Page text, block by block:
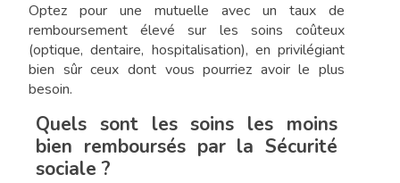
Optez pour une mutuelle avec un taux de
remboursement élevé sur les soins coûteux
(optique, dentaire, hospitalisation), en privilégiant
bien sûr ceux dont vous pourriez avoir le plus
besoin.
Quels sont les soins les moins
bien remboursés par la Sécurité
sociale ?